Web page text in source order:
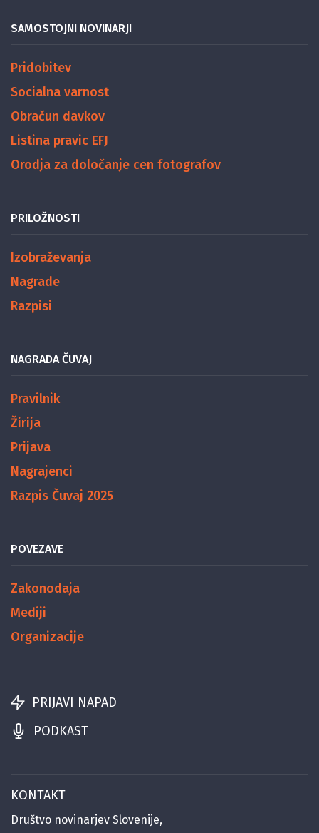
SAMOSTOJNI NOVINARJI
Pridobitev
Socialna varnost
Obračun davkov
Listina pravic EFJ
Orodja za določanje cen fotografov
PRILOŽNOSTI
Izobraževanja
Nagrade
Razpisi
NAGRADA ČUVAJ
Pravilnik
Žirija
Prijava
Nagrajenci
Razpis Čuvaj 2025
POVEZAVE
Zakonodaja
Mediji
Organizacije
PRIJAVI NAPAD
PODKAST
KONTAKT
Društvo novinarjev Slovenije,